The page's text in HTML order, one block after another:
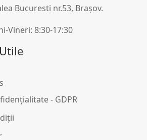
Bucuresti nr.53, Brașov.
Vineri: 8:30-17:30
- GDPR